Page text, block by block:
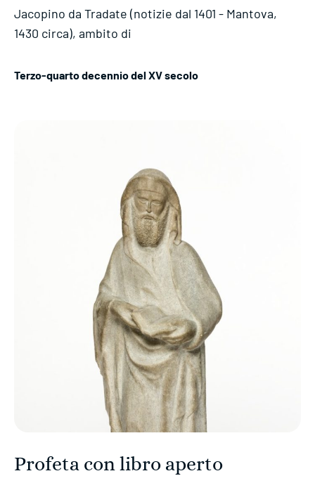
Jacopino da Tradate (notizie dal 1401 - Mantova,
1430 circa), ambito di
Terzo-quarto decennio del XV secolo
Profeta con libro aperto